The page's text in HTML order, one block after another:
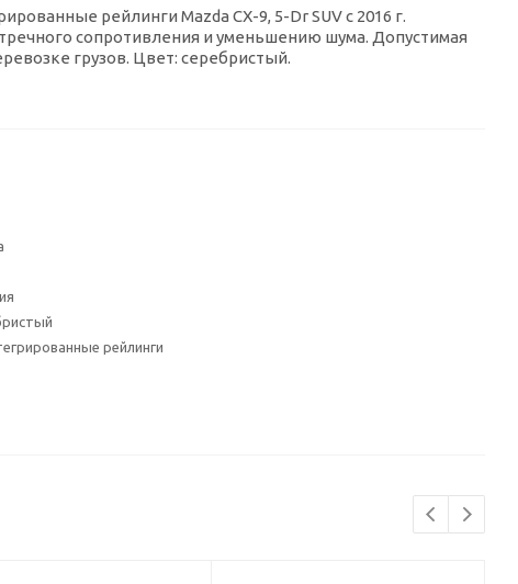
рейлинги Mazda CX-9, 5-DrSUV с 2016 г.
сопротивления и уменьшению шума. Допустимая
грузов. Цвет: серебристый.
рейлинги